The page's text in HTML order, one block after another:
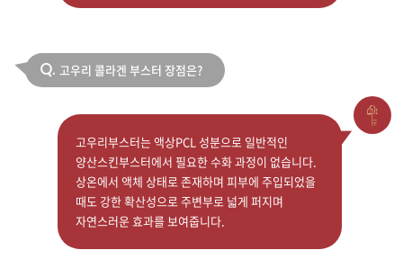
Q. 고우리 콜라겐 부스터 장점은?
고우리부스터는 액상PCL 성분으로 일반적인
양산스킨부스터에서 필요한 수화 과정이 없습니다.
상온에서 액체 상태로 존재하며 피부에 주입되었을
때도 강한 확산성으로 주변부로 넓게 퍼지며
자연스러운 효과를 보여줍니다.